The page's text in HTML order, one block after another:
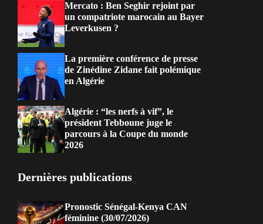
Mercato : Ben Seghir rejoint par
un compatriote marocain au Bayer
Leverkusen ?
La première conférence de presse
de Zinédine Zidane fait polémique
en Algérie
Algérie : “les nerfs à vif”, le
président Tebboune juge le
parcours à la Coupe du monde
2026
Dernières publications
Pronostic Sénégal-Kenya CAN
féminine (30/07/2026)